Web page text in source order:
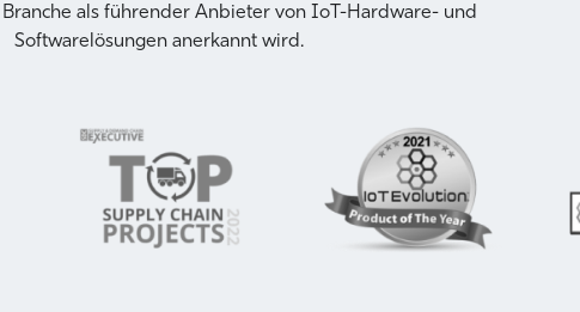
als führender Anbieter von IoT-Hardware- und
Softwarelösungen anerkannt wird.